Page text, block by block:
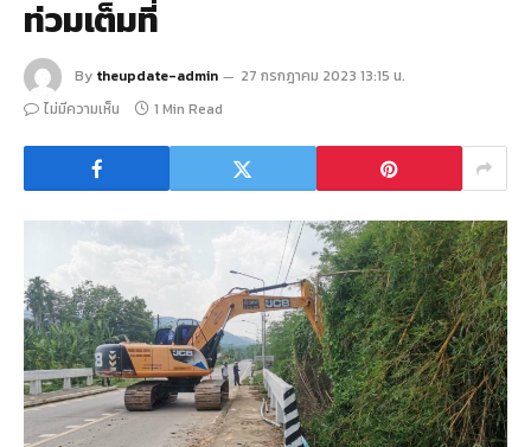
ท่วมเต็มที่
By theupdate-admin
27 กรกฎาคม 2023 13:15 น.
ไม่มีความเห็น
1 Min Read